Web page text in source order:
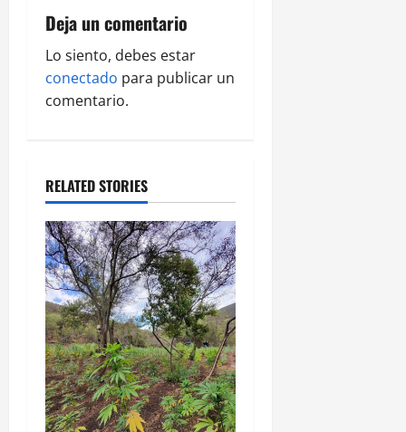
i
g
a
i
o
n
Deja un comentario
Lo siento, debes estar
conectado para publicar un
comentario.
RELATED STORIES